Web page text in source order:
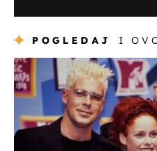
POGLEDAJ I